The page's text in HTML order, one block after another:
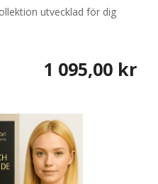
utvecklad för dig
1 095,00 kr